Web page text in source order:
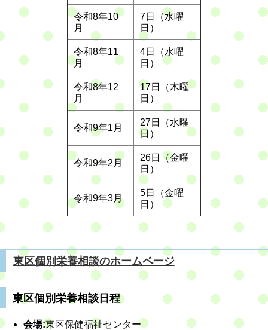
令和8年10
月
7日（水曜
日）
令和8年11
月
4日（水曜
日）
令和8年12
月
17日（木曜
日）
令和9年1月
27日（水曜
日）
令和9年2月
26日（金曜
日）
令和9年3月
5日（金曜
日）
東区個別栄養相談のホームページ
東区個別栄養相談日程
会場:東区保健福祉センター